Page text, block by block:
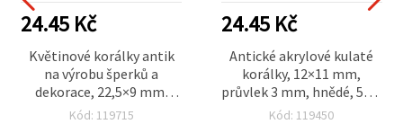
24.45 Kč
Květinové korálky antik
na výrobu šperků a
dekorace, 22,5×9 mm,
otvor 2×7 mm, hnědé – 50
Kód: 119715
24.45 Kč
Antické akrylové kulaté
korálky, 12×11 mm,
průvlek 3 mm, hnědé, 50 g
(~54 ks)
Kód: 119450